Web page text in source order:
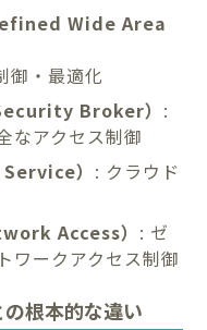
Wide Area
御・最適化
Broker） :
なアクセス制御
） : クラウド
Access） : ゼ
ワークアクセス制御
根本的な違い